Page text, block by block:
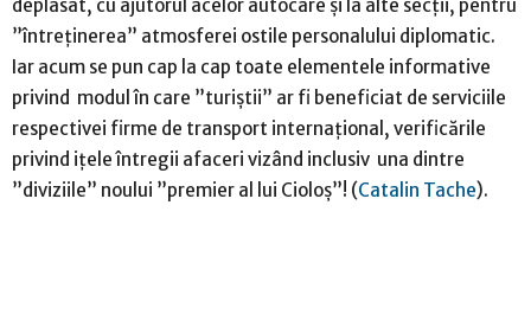
deplasat, cu ajutorul acelor autocare și la alte secții, pentru
”întreținerea” atmosferei ostile personalului diplomatic.
Iar acum se pun cap la cap toate elementele informative
privind modul în care ”turiștii” ar fi beneficiat de serviciile
respectivei firme de transport internațional, verificările
privind ițele întregii afaceri vizând inclusiv una dintre
”diviziile” noului ”premier al lui Cioloș”! (Catalin Tache).